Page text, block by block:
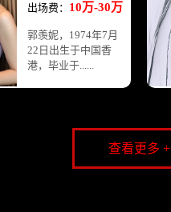
出场费： 10万-30万
郭羡妮，1974年7月
22日出生于中国香
港，毕业于......
查看更多 +